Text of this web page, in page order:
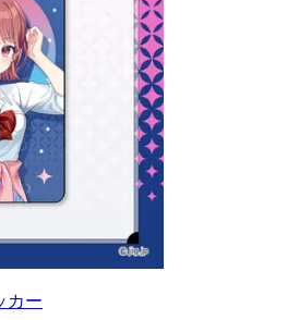
カー